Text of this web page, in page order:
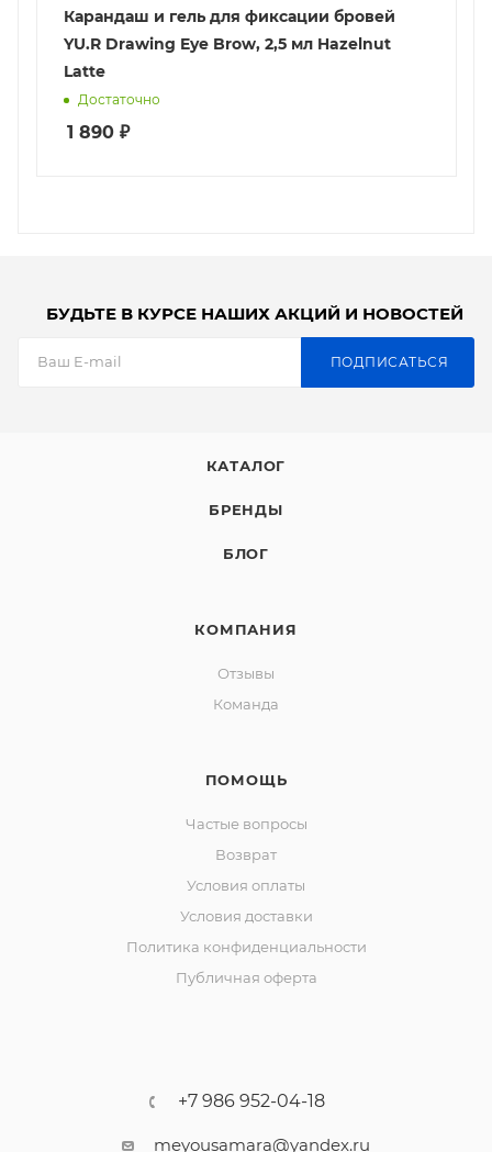
Карандаш и гель для фиксации бровей
YU.R Drawing Eye Brow, 2,5 мл Hazelnut
Latte
Достаточно
1 890 ₽
БУДЬТЕ В КУРСЕ НАШИХ АКЦИЙ И НОВОСТЕЙ
ПОДПИСАТЬСЯ
КАТАЛОГ
БРЕНДЫ
БЛОГ
КОМПАНИЯ
Отзывы
Команда
ПОМОЩЬ
Частые вопросы
Возврат
Условия оплаты
Условия доставки
Политика конфиденциальности
Публичная оферта
+7 986 952-04-18
meyousamara@yandex.ru